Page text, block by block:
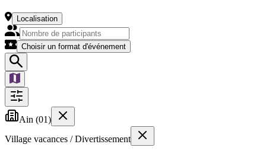
Localisation
Choisir un format d'événement
Ain (01)
Village vacances / Divertissement